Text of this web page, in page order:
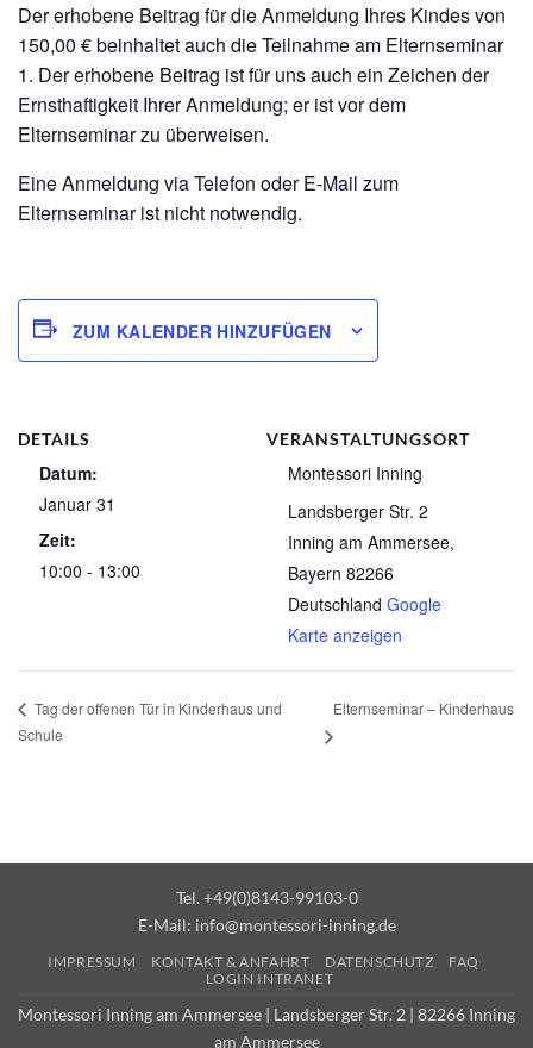
Der erhobene Beitrag für die Anmeldung Ihres Kindes von
150,00 € beinhaltet auch die Teilnahme am Elternseminar
1. Der erhobene Beitrag ist für uns auch ein Zeichen der
Ernsthaftigkeit Ihrer Anmeldung; er ist vor dem
Elternseminar zu überweisen.
Eine Anmeldung via Telefon oder E-Mail zum
Elternseminar ist nicht notwendig.
ZUM KALENDER HINZUFÜGEN
DETAILS
Datum:
Januar 31
Zeit:
10:00 - 13:00
VERANSTALTUNGSORT
Montessori Inning
Landsberger Str. 2
Inning am Ammersee,
Bayern 82266
Deutschland Google
Karte anzeigen
Tag der offenen Tür in Kinderhaus und
Schule
Elternseminar – Kinderhaus
Tel. +49(0)8143-99103-0
E-Mail: info@montessori-inning.de
IMPRESSUM KONTAKT & ANFAHRT DATENSCHUTZ
FAQ
LOGIN INTRANET
Montessori Inning am Ammersee | Landsberger Str. 2 | 82266 Inning
am Ammersee